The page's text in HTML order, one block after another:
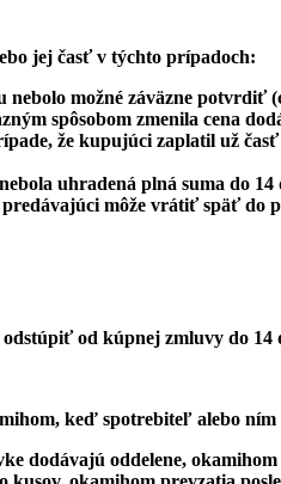
jej časť v týchto prípadoch:
možné záväzne potvrdiť
spôsobom zmenila cena
že kupujúci zaplatil už
uhradená plná suma do
môže vrátiť späť do
od kúpnej zmluvy do
keď spotrebiteľ alebo
dodávajú oddelene,